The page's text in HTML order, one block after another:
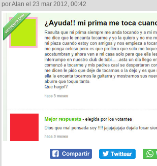
por Alan el 23 mar 2012, 00:42